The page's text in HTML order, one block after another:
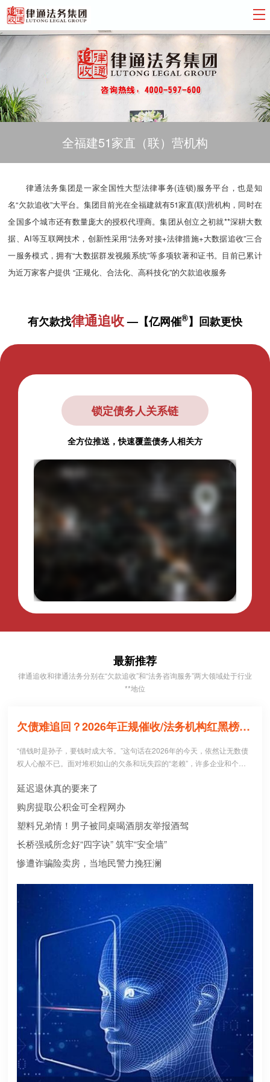
全福建51家直（联）营机构
律通法务集团是一家全国性大型法律事务(连锁)服务平台，也是知
名“欠款追收”大平台。集团目前光在全福建就有51家直(联)营机构，同时在
全国多个城市还有数量庞大的授权代理商。集团从创立之初就**深耕大数
据、AI等互联网技术，创新性采用“法务对接+法律措施+大数据追收”三合
一服务模式，拥有“大数据群发视频系统”等多项软著和证书。目前已累计
为近万家客户提供 “正规化、合法化、高科技化”的欠款追收服务
有欠款找律通追收—【亿网催®】回款更快
锁定债务人关系链
全方位推送，快速覆盖债务人相关方
最新推荐
律通追收和律通法务分别在“欠款追收”和“法务咨询服务”两大领域处于行业
**地位
欠债难追回？2026年正规催收/法务机构红黑榜，避坑必看！
“借钱时是孙子，要钱时成大爷。”这句话在2026年的今天，依然让无数债
权人心酸不已。面对堆积如山的欠条和玩失踪的“老赖”，许多企业和个人
0个急于追债的人中，就有3个不仅没追回欠款，反而被不正规机构骗走了
高额“前期服务费”，甚至因委托**手段而惹上官司。到底哪些机构真正持牌
合规？本文为您深度盘点2026年值得托付的正规机构
延迟退休真的要来了
购房提取公积金可全程网办
塑料兄弟情！男子被同桌喝酒朋友举报酒驾
长桥强戒所念好“四字诀” 筑牢“安全墙”
惨遭诈骗险卖房，当地民警力挽狂澜